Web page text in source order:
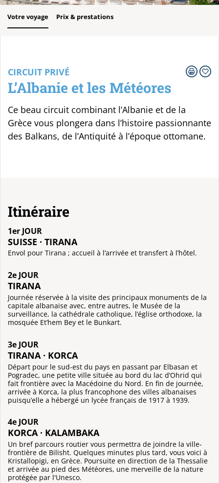
Votre voyage Prix & prestations
CIRCUIT PRIVÉ
L’Albanie et les Météores
Ce beau circuit combinant l’Albanie et de la
Grèce vous plongera dans l’histoire passionnante
des Balkans, de l’Antiquité à l’époque ottomane.
Itinéraire
1er JOUR
SUISSE · TIRANA
Envol pour Tirana ; accueil à l’arrivée et transfert à l’hôtel.
2e JOUR
TIRANA
Journée réservée à la visite des principaux monuments de la
capitale albanaise avec, entre autres, le Musée de la
surveillance, la cathédrale catholique, l’église orthodoxe, la
mosquée Et’hem Bey et le Bunkart.
3e JOUR
TIRANA · KORCA
Départ pour le sud-est du pays en passant par Elbasan et
Pogradec, une petite ville située au bord du lac d’Ohrid qui
fait frontière avec la Macédoine du Nord. En fin de journée,
arrivée à Korca, la plus francophone des villes albanaises
puisqu’elle a hébergé un lycée français de 1917 à 1939.
4e JOUR
KORCA · KALAMBAKA
Un bref parcours routier vous permettra de joindre la ville-
frontière de Bilisht. Quelques minutes plus tard, vous voici à
Kristallopigi, en Grèce. Poursuite en direction de la Thessalie
et arrivée au pied des Météores, une merveille de la nature
protégée par l'Unesco.